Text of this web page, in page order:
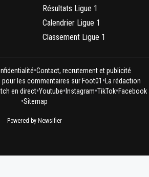
Résultats Ligue 1
Calendrier Ligue 1
Classement Ligue 1
•Contact, recrutement et publicité
les commentaires sur Foot01 • La rédaction
en direct•Youtube• Instagram•TikTok•Facebook
•Sitemap
Powered by Newsifier